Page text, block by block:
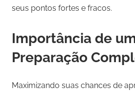
seus pontos fortes e fracos.
Importância de
Preparação
Maximizando suas chances de